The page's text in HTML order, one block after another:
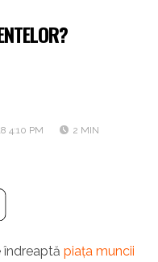
4:10 PM 2 MIN
îndreaptă piața muncii